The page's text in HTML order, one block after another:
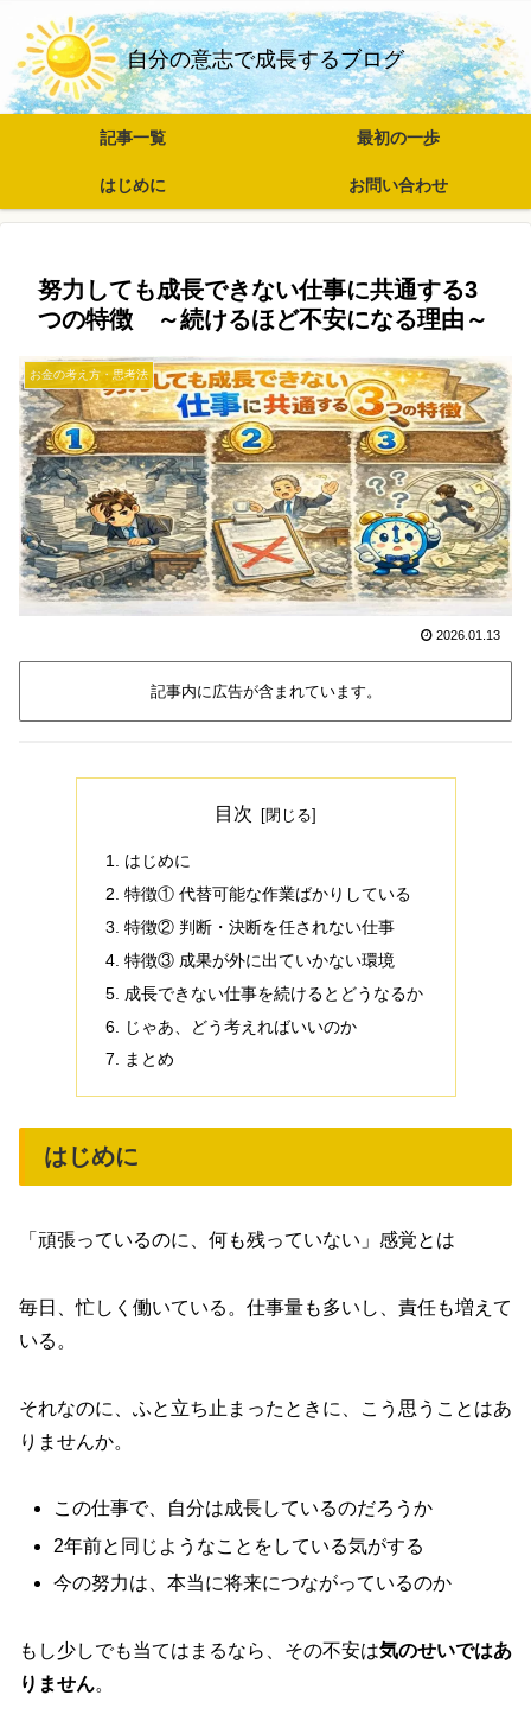
自分の意志で成長するブログ
記事一覧 最初の一歩
はじめに お問い合わせ
努力しても成長できない仕事に共通する3
つの特徴 ～続けるほど不安になる理由～
お金の考え方・思考法
2026.01.13
記事内に広告が含まれています。
目次
はじめに
特徴① 代替可能な作業ばかりしている
特徴② 判断・決断を任されない仕事
特徴③ 成果が外に出ていかない環境
成長できない仕事を続けるとどうなるか
じゃあ、どう考えればいいのか
まとめ
はじめに
「頑張っているのに、何も残っていない」感覚とは
毎日、忙しく働いている。仕事量も多いし、責任も増えて
いる。
それなのに、ふと立ち止まったときに、こう思うことはあ
りませんか。
この仕事で、自分は成長しているのだろうか
2年前と同じようなことをしている気がする
今の努力は、本当に将来につながっているのか
もし少しでも当てはまるなら、その不安は気のせいではあ
りません。